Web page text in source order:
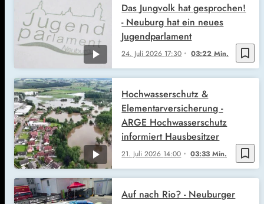
bookmark_border
24. Juli 2026 17:30 03:22 Min.
Das Jungvolk hat gesprochen!
- Neuburg hat ein neues
Jugendparlament
bookmark_border
21. Juli 2026 14:00 03:33 Min.
Hochwasserschutz &
Elementarversicherung -
ARGE Hochwasserschutz
informiert Hausbesitzer
Auf nach Rio? - Neuburger